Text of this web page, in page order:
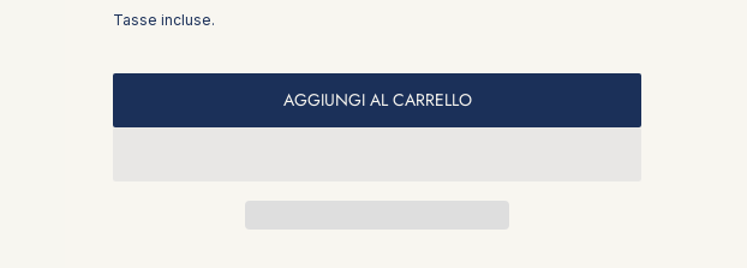
Tasse incluse.
AGGIUNGI AL CARRELLO